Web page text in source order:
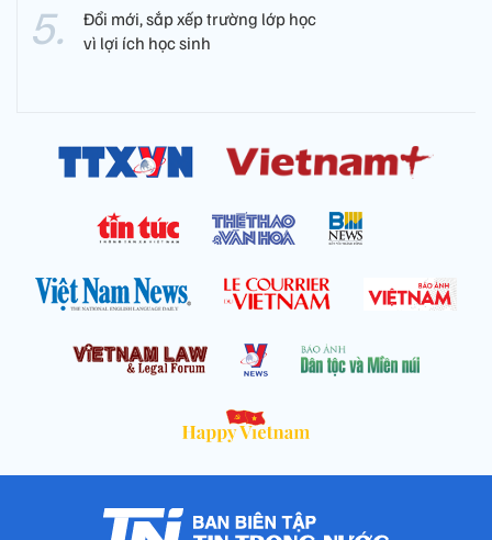
Đổi mới, sắp xếp trường lớp học
vì lợi ích học sinh